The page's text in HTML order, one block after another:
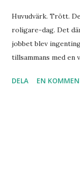
Huvudvärk. Trött.
roligare-dag. Det
jobbet blev
tillsammans med en
blev något av idag
DELA EN